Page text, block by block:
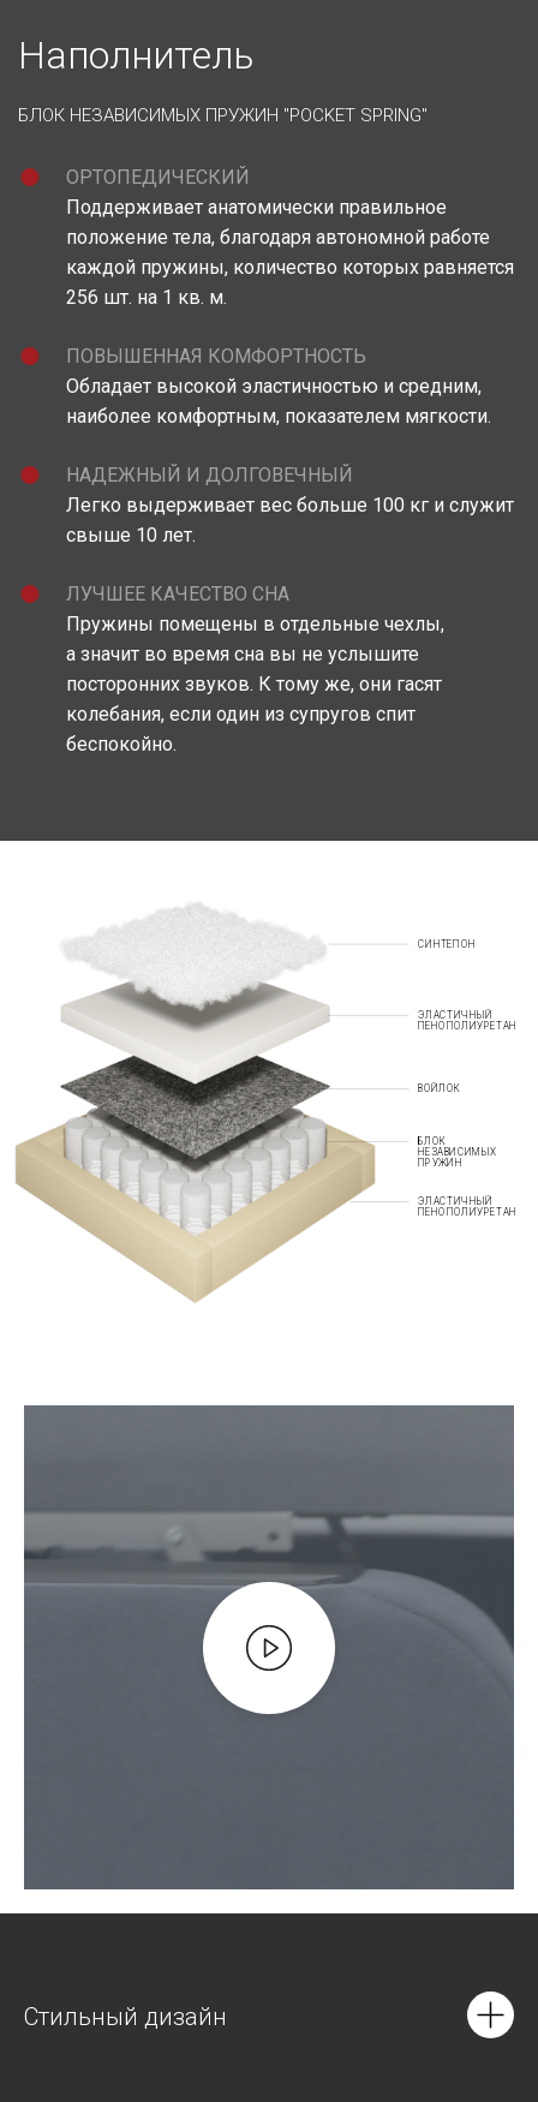
Наполнитель
БЛОК НЕЗАВИСИМЫХ ПРУЖИН "POCKET SPRING"
ОРТОПЕДИЧЕСКИЙ
Поддерживает анатомически правильное
положение тела, благодаря автономной работе
каждой пружины, количество которых равняется
256 шт. на 1 кв. м.
ПОВЫШЕННАЯ КОМФОРТНОСТЬ
Обладает высокой эластичностью и средним,
наиболее комфортным, показателем мягкости.
НАДЕЖНЫЙ И ДОЛГОВЕЧНЫЙ
Легко выдерживает вес больше 100 кг и служит
свыше 10 лет.
ЛУЧШЕЕ КАЧЕСТВО СНА
Пружины помещены в отдельные чехлы,
а значит во время сна вы не услышите
посторонних звуков. К тому же, они гасят
колебания, если один из супругов спит
беспокойно.
СИНТЕПОН
ЭЛАСТИЧНЫЙ
ПЕНОПОЛИУРЕТАН
ВОЙЛОК
БЛОК
НЕЗАВИСИМЫХ
ПРУЖИН
ЭЛАСТИЧНЫЙ
ПЕНОПОЛИУРЕТАН
Стильный дизайн